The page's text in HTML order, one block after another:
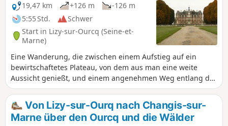
19,47 km
+126 m
-126 m
5:55 Std.
Schwer
Start in Lizy-sur-Ourcq (Seine-et-
Marne)
Eine Wanderung, die zwischen einem Aufstieg auf ein
bewirtschaftetes Plateau, von dem aus man eine weite
Aussicht genießt, und einem angenehmen Weg entlang der
Marne, der Ourcq und schließlich des Canal de l'Ourcq
wechselt. Unterwegs gibt es schöne Sehenswürdigkeiten zu
entdecken, darunter das Château de la Trousse, die Ferme
de Montsoutin und die Église de Tancrou.
Von Lizy-sur-Ourq nach Changis-sur-
Marne über den Ourcq und die Wälder